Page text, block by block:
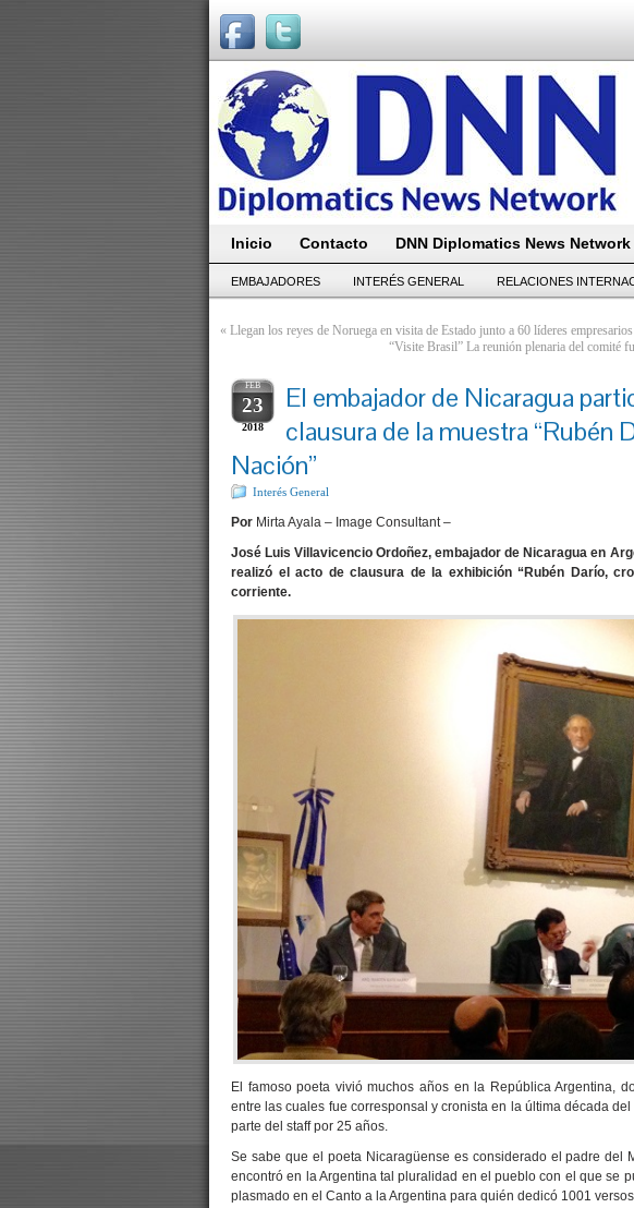
Inicio Contacto DNN Diplomatics News Network
EMBAJADORES INTERÉS GENERAL RELACIONES
« Llegan los reyes de Noruega en visita de Estado junto a 60 líderes empresarios
“Visite Brasil” La reunión plenaria del comité
FEB
23
2018
El embajador de Nicaragua
clausura de la muestra “Rubén
Nación”
Interés General
Por Mirta Ayala – Image Consultant –
José Luis Villavicencio Ordoñez, embajador de Nicaragua en
realizó el acto de clausura de la exhibición “Rubén Darío,
corriente.
El famoso poeta vivió muchos años en la República Argentina,
entre las cuales fue corresponsal y cronista en la última década
parte del staff por 25 años.
Se sabe que el poeta Nicaragüense es considerado el padre del
encontró en la Argentina tal pluralidad en el pueblo con el que se
plasmado en el Canto a la Argentina para quién dedicó 1001